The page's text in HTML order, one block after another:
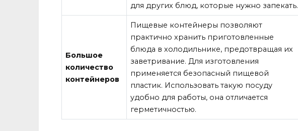
для других блюд, которые нужно запекать.
Большое
количество
контейнеров
Пищевые контейнеры позволяют
практично хранить приготовленные
блюда в холодильнике, предотвращая их
заветривание. Для изготовления
применяется безопасный пищевой
пластик. Использовать такую посуду
удобно для работы, она отличается
герметичностью.